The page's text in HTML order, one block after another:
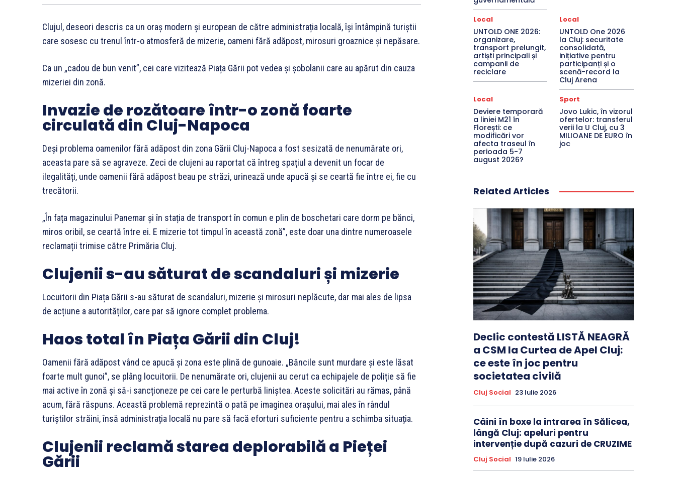
Clujul, deseori descris ca un oraș modern și european de către administrația locală, își întâmpină turiștii
care sosesc cu trenul într-o atmosferă de mizerie, oameni fără adăpost, mirosuri groaznice și nepăsare.
Ca un „cadou de bun venit”, cei care vizitează Piața Gării pot vedea și șobolanii care au apărut din cauza
mizeriei din zonă.
Invazie de rozătoare într-o zonă foarte
circulată din Cluj-Napoca
Deși problema oamenilor fără adăpost din zona Gării Cluj-Napoca a fost sesizată de nenumărate ori,
aceasta pare să se agraveze. Zeci de clujeni au raportat că întreg spațiul a devenit un focar de
ilegalități, unde oamenii fără adăpost beau pe străzi, urinează unde apucă și se ceartă fie între ei, fie cu
trecătorii.
„În fața magazinului Panemar și în stația de transport în comun e plin de boschetari care dorm pe bănci,
miros oribil, se ceartă între ei. E mizerie tot timpul în această zonă”, este doar una dintre numeroasele
reclamații trimise către Primăria Cluj.
Clujenii s-au săturat de scandaluri și mizerie
Locuitorii din Piața Gării s-au săturat de scandaluri, mizerie și mirosuri neplăcute, dar mai ales de lipsa
de acțiune a autorităților, care par să ignore complet problema.
Haos total în Piața Gării din Cluj!
Oamenii fără adăpost vând ce apucă și zona este plină de gunoaie. „Băncile sunt murdare și este lăsat
foarte mult gunoi”, se plâng locuitorii. De nenumărate ori, clujenii au cerut ca echipajele de poliție să fie
mai active în zonă și să-i sancționeze pe cei care le perturbă liniștea. Aceste solicitări au rămas, până
acum, fără răspuns. Această problemă reprezintă o pată pe imaginea orașului, mai ales în rândul
turiștilor străini, însă administrația locală nu pare să facă eforturi suficiente pentru a schimba situația.
Clujenii reclamă starea deplorabilă a Pieței
Gării
Local
UNTOLD ONE 2026:
organizare,
transport prelungit,
artiști principali și
campanii de
reciclare
Local
UNTOLD One 2026
la Cluj: securitate
consolidată,
inițiative pentru
participanți și o
scenă-record la
Cluj Arena
Local
Deviere temporară
a liniei M21 în
Florești: ce
modificări vor
afecta traseul în
perioada 5-7
august 2026?
Sport
Jovo Lukic, în vizorul
ofertelor: transferul
verii la U Cluj, cu 3
MILIOANE DE EURO în
joc
Related Articles
Declic contestă LISTĂ NEAGRĂ
a CSM la Curtea de Apel Cluj:
ce este în joc pentru
societatea civilă
Cluj Social 23 Iulie 2026
Câini în boxe la intrarea în Sălicea,
lângă Cluj: apeluri pentru
intervenție după cazuri de CRUZIME
Cluj Social 19 Iulie 2026